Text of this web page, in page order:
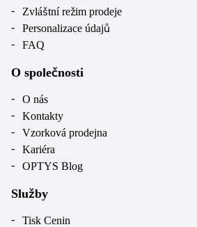
Zvláštní režim prodeje
Personalizace údajů
FAQ
O společnosti
O nás
Kontakty
Vzorková prodejna
Kariéra
OPTYS Blog
Služby
Tisk Cenin